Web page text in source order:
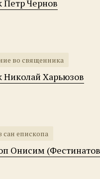
Чернов
во священника
Харьюзов
сан епископа
Онисим